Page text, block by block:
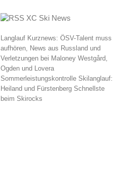
XC Ski News
Langlauf Kurznews: ÖSV-Talent muss
aufhören, News aus Russland und
Verletzungen bei Maloney Westgård,
Ogden und Lovera
Sommerleistungskontrolle Skilanglauf:
Heiland und Fürstenberg Schnellste
beim Skirocks